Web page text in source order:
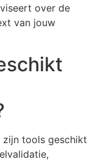
over de
van jouw
zijn tools geschikt